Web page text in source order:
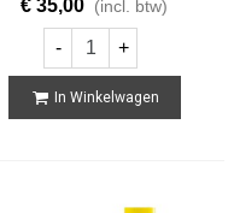
€ 35,00 (incl. btw)
- +
In Winkelwagen